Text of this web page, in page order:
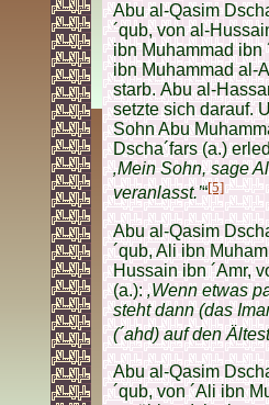
Abu al-Qasim
´qub, von al-
ibn Muhammad ibn
ibn Muhammad al-
starb.Abu al-
setzte sich darauf.
Sohn Abu
Dscha´fars (a.)
‚Mein Sohn, sage
veranlasst.’“[5]
Abu al-Qasim
´qub, Ali ibn
Hussain ibn ´Amr,
(a.):‚Wenn etwas
steht dann (das
(´ahd) auf den
Abu al-Qasim
´qub, von ´Ali ibn